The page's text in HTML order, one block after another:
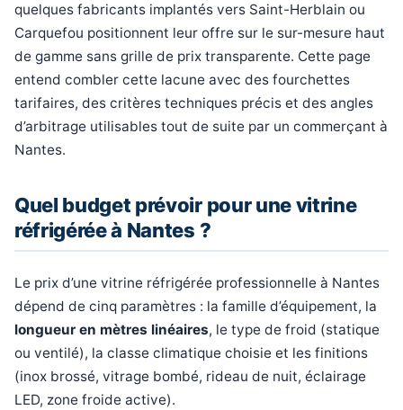
quelques fabricants implantés vers Saint-Herblain ou
Carquefou positionnent leur offre sur le sur-mesure haut
de gamme sans grille de prix transparente. Cette page
entend combler cette lacune avec des fourchettes
tarifaires, des critères techniques précis et des angles
d’arbitrage utilisables tout de suite par un commerçant à
Nantes.
Quel budget prévoir pour une vitrine
réfrigérée à Nantes ?
Le prix d’une vitrine réfrigérée professionnelle à Nantes
dépend de cinq paramètres : la famille d’équipement, la
longueur en mètres linéaires, le type de froid (statique
ou ventilé), la classe climatique choisie et les finitions
(inox brossé, vitrage bombé, rideau de nuit, éclairage
LED, zone froide active).